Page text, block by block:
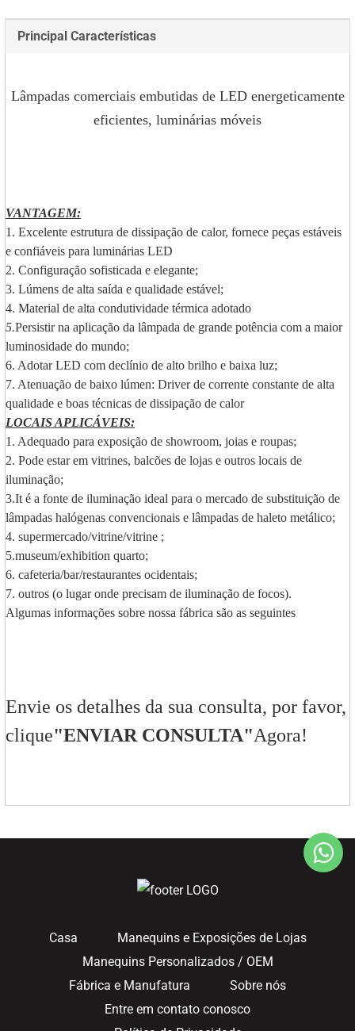
Principal Características
Lâmpadas comerciais embutidas de LED energeticamente
eficientes, luminárias móveis
VANTAGEM:
1. Excelente estrutura de dissipação de calor, fornece peças estáveis
e confiáveis para luminárias LED
2. Configuração sofisticada e elegante;
3. Lúmens de alta saída e qualidade estável;
4. Material de alta condutividade térmica adotado
5.Persistir na aplicação da lâmpada de grande potência com a maior
luminosidade do mundo;
6. Adotar LED com declínio de alto brilho e baixa luz;
7. Atenuação de baixo lúmen: Driver de corrente constante de alta
qualidade e boas técnicas de dissipação de calor
LOCAIS APLICÁVEIS:
1. Adequado para exposição de showroom, joias e roupas;
2. Pode estar em vitrines, balcões de lojas e outros locais de
iluminação;
3.It é a fonte de iluminação ideal para o mercado de substituição de
lâmpadas halógenas convencionais e lâmpadas de haleto metálico;
4. supermercado/vitrine/vitrine ;
5.museum/exhibition quarto;
6. cafeteria/bar/restaurantes ocidentais;
7. outros (o lugar onde precisam de iluminação de focos).
Algumas informações sobre nossa fábrica são as seguintes
Envie os detalhes da sua consulta, por favor,
clique"ENVIAR CONSULTA"Agora!
Casa
Manequins e Exposições de Lojas
Manequins Personalizados / OEM
Fábrica e Manufatura
Sobre nós
Entre em contato conosco